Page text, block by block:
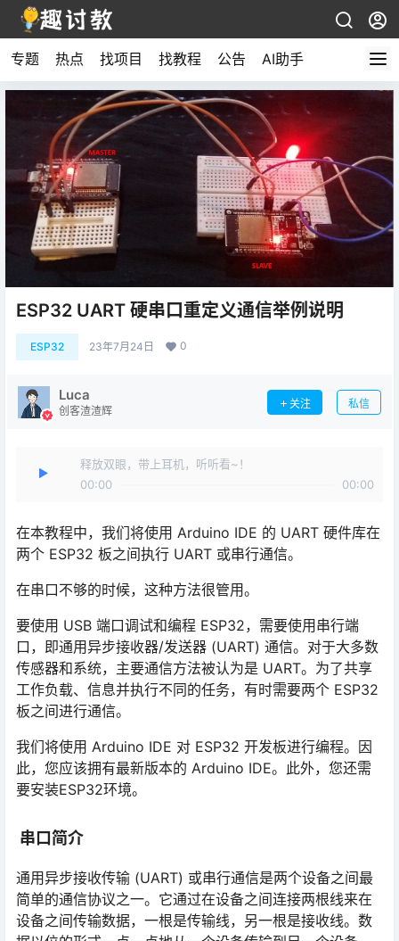
专题 热点 找项目 找教程 公告 AI助手
ESP32 UART 硬串口重定义通信举例说明
ESP32 23年7月24日 0
Luca
创客渣渣辉
关注 私信
释放双眼，带上耳机，听听看~！
00:00
00:00
在本教程中，我们将使用 Arduino IDE 的 UART 硬件库在
两个 ESP32 板之间执行 UART 或串行通信。
在串口不够的时候，这种方法很管用。
要使用 USB 端口调试和编程 ESP32，需要使用串行端
口，即通用异步接收器/发送器 (UART) 通信。对于大多数
传感器和系统，主要通信方法被认为是 UART。为了共享
工作负载、信息并执行不同的任务，有时需要两个 ESP32
板之间进行通信。
我们将使用 Arduino IDE 对 ESP32 开发板进行编程。因
此，您应该拥有最新版本的 Arduino IDE。此外，您还需
要安装ESP32环境。
串口简介
通用异步接收传输 (UART) 或串行通信是两个设备之间最
简单的通信协议之一。它通过在设备之间连接两根线来在
设备之间传输数据，一根是传输线，另一根是接收线。数